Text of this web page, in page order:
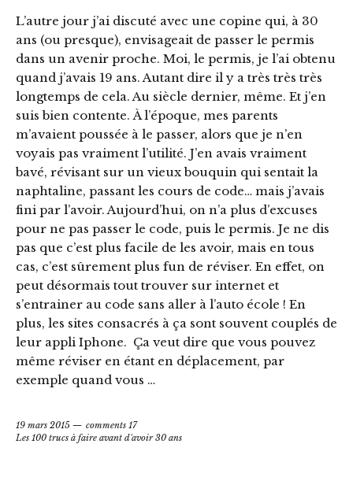
L’autre jour j’ai discuté avec une copine qui, à 30
ans (ou presque), envisageait de passer le permis
dans un avenir proche. Moi, le permis, je l’ai obtenu
quand j’avais 19 ans. Autant dire il y a très très très
longtemps de cela. Au siècle dernier, même. Et j’en
suis bien contente. À l’époque, mes parents
m’avaient poussée à le passer, alors que je n’en
voyais pas vraiment l’utilité. J’en avais vraiment
bavé, révisant sur un vieux bouquin qui sentait la
naphtaline, passant les cours de code… mais j’avais
fini par l’avoir. Aujourd’hui, on n’a plus d’excuses
pour ne pas passer le code, puis le permis. Je ne dis
pas que c’est plus facile de les avoir, mais en tous
cas, c’est sûrement plus fun de réviser. En effet, on
peut désormais tout trouver sur internet et
s’entrainer au code sans aller à l’auto école ! En
plus, les sites consacrés à ça sont souvent couplés de
leur appli Iphone. Ça veut dire que vous pouvez
même réviser en étant en déplacement, par
exemple quand vous …
19 mars 2015
comments 17
Les 100 trucs à faire avant d'avoir 30 ans